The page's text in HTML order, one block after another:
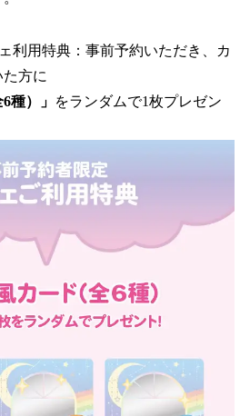
利用特典：事前予約いただき、カ
方に
種）」 をランダムで1枚プレゼン